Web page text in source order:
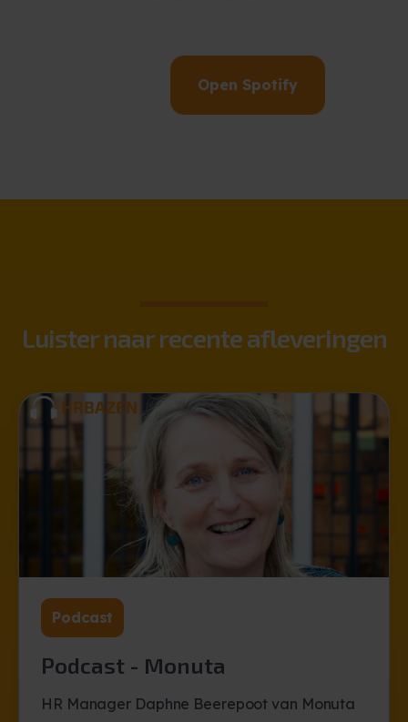
Open Spotify
Luister naar recente afleveringen
Podcast
Podcast - Monuta
HR Manager Daphne Beerepoot van Monuta